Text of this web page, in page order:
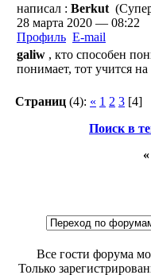
написал : Berkut
28 марта 2020 — 08:22
Профиль E-mail
galiw , кто способен
понимает, тот учится
Страниц (4): « 1 2 3 [4]
Поиск в
«
Все гости форума
Только